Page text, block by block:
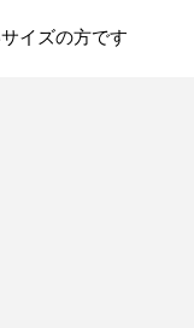
イズの方です